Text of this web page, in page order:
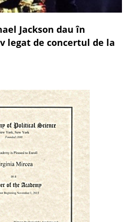
Jackson dau în
legat de concertul de la